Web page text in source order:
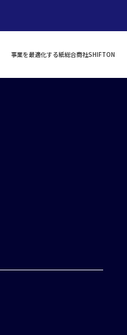
事業を最適化する紙総合商社SHIFTON